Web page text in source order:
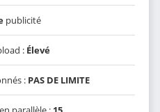
publicité
: Élevé
: PAS DE LIMITE